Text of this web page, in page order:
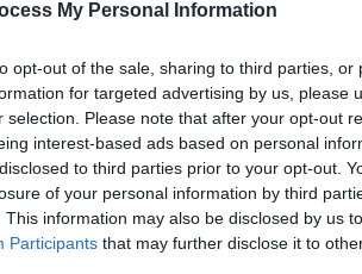
My Personal Information
opt-out of the sale, sharing to third parties,
for targeted advertising by us, please
selection. Please note that after your opt-out
interest-based ads based on personal
to third parties prior to your opt-out.
of your personal information by third
This information may also be disclosed by us
Participants that may further disclose it to
profil de personnes est particulièrement
de 60 ans. On vous en dit plus
personnes migraineuses avaient plus de
ou une crise cardiaque